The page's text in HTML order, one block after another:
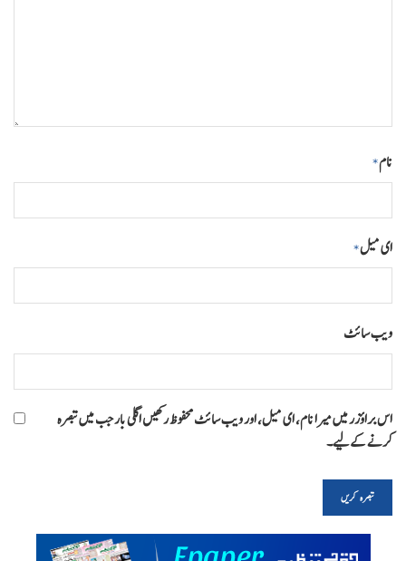
نام*
ای میل*
ویب‌ سائٹ
اس براؤزر میں میرا نام، ای میل، اور ویب سائٹ محفوظ رکھیں اگلی بار جب میں تبصرہ
کرنے کےلیے۔